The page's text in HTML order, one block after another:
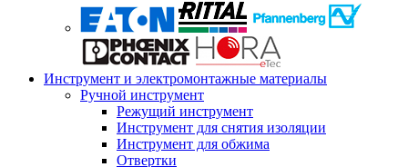
Инструмент и электромонтажные материалы
Ручной инструмент
Режущий инструмент
Инструмент для снятия изоляции
Инструмент для обжима
Отвертки